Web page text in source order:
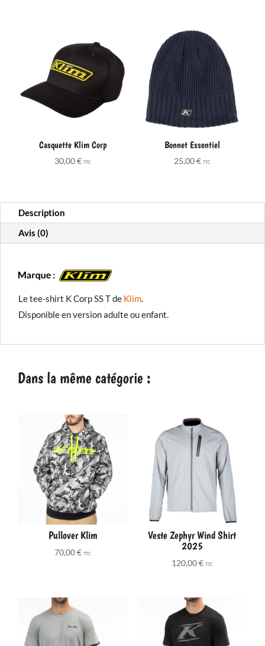
Casquette Klim Corp
30,00€ TTC
Bonnet Essentiel
25,00€ TTC
Description
Avis (0)
Le tee-shirt K Corp SS T de Klim.
Disponible en version adulte ou enfant.
Dans la même catégorie :
Pullover Klim
70,00€ TTC
Veste Zephyr Wind Shirt
2025
120,00€ TTC